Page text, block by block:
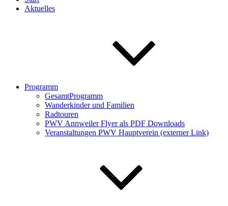
Aktuelles
Programm
GesamtProgramm
Wanderkinder und Familien
Radtouren
PWV Annweiler Flyer als PDF Downloads
Veranstaltungen PWV Hauptverein (externer Link)